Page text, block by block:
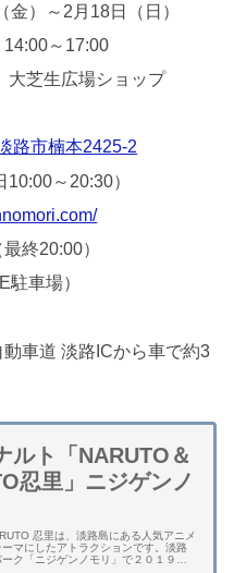
）～2月18日（日）
～17:00
大芝生広場ショップ
路市楠本2425-2
～20:30）
終20:00）
車場）
車道 淡路ICから車で約3
ルト「NARUTO＆
忍里」ニジゲンノ
忍里は、淡路島にある人気アニメ
ーマにしたアトラクションです。淡路
ク「ニジゲンノモリ」で２０１９年